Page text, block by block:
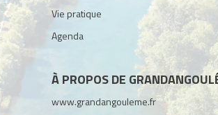
Vie pratique
Agenda
À PROPOS DE
www.grandangouleme.fr